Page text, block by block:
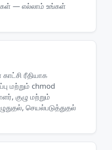
— எல்லாம் உங்கள்
ரீதியாக
மற்றும் chmod
குழு மற்றும்
செயல்படுத்துதல்